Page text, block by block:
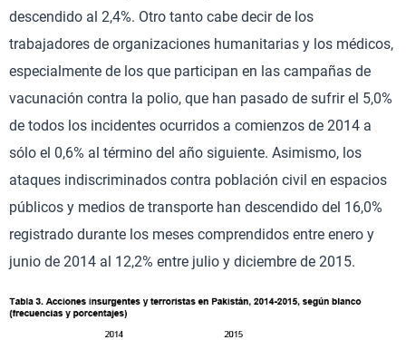
descendido al 2,4%. Otro tanto cabe decir de los
trabajadores de organizaciones humanitarias y los médicos,
especialmente de los que participan en las campañas de
vacunación contra la polio, que han pasado de sufrir el 5,0%
de todos los incidentes ocurridos a comienzos de 2014 a
sólo el 0,6% al término del año siguiente. Asimismo, los
ataques indiscriminados contra población civil en espacios
públicos y medios de transporte han descendido del 16,0%
registrado durante los meses comprendidos entre enero y
junio de 2014 al 12,2% entre julio y diciembre de 2015.